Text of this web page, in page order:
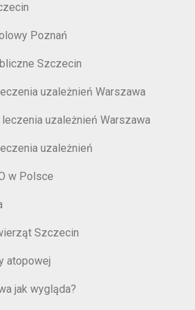
Poznań
Szczecin
uzależnień Warszawa
uzależnień Warszawa
uzależnień
w Polsce
Szczecin
atopowej
jak wygląda?